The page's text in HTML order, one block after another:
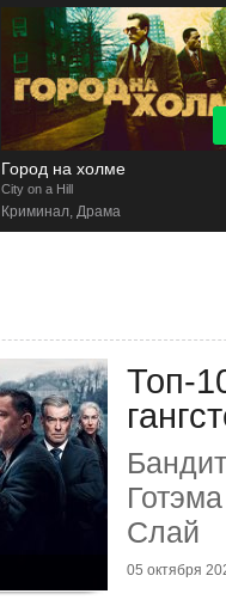
Город на холме
City on a Hill
Криминал, Драма
Топ-
Слай
05 октября